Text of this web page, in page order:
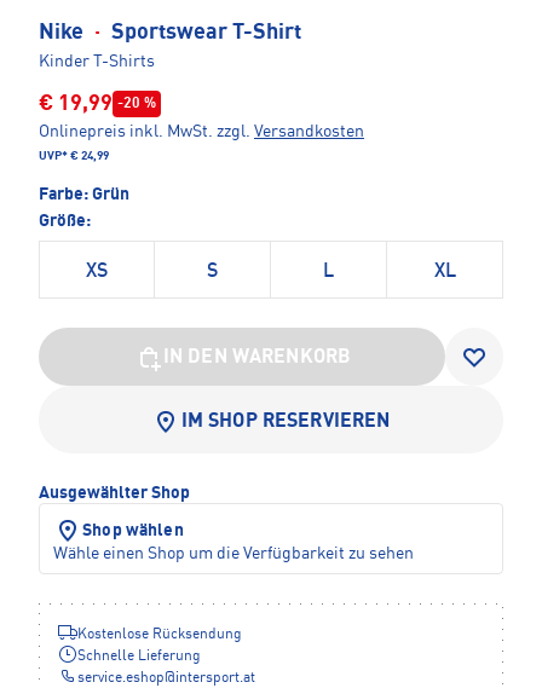
Nike · Sportswear T-Shirt
Kinder T-Shirts
€ 19,99 -20 %
Onlinepreis inkl. MwSt. zzgl. Versandkosten
UVP* € 24,99
Farbe: Grün
Größe:
XS S L XL
IN DEN WARENKORB
IM SHOP RESERVIEREN
Ausgewählter Shop
Shop wählen
Wähle einen Shop um die Verfügbarkeit zu sehen
Kostenlose Rücksendung
Schnelle Lieferung
service.eshop@ intersport.at